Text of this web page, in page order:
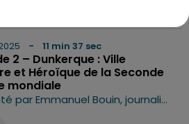
- 11 min 37 sec
2 – Dunkerque : Ville
et Héroïque de la Seconde
mondiale
Présenté par Emmanuel Bouin, journaliste Delta FM. Plongez au cœur de l’histoire tourmentée de Dunkerque entre 1940 et 1945. Dans cet épisode, Emmanuel Bouin reçoit l’historien Olivier Vermeersch pour retracer les grandes étapes de cette période : l’opération Dynamo, l’occupation allemande, les souffrances des civils et la libération de la ville. Un récit poignant de courage, de résistance et de mémoire. Hébergé par Ausha. Visitez ausha.co/politique-de-confidentialite pour plus d'informations.